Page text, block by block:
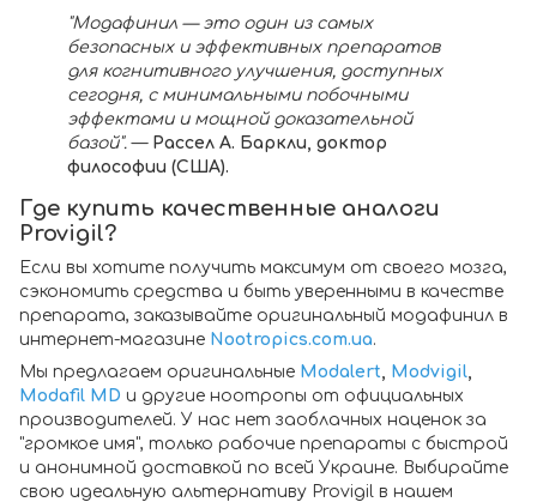
"Модафинил — это один из самых
безопасных и эффективных препаратов
для когнитивного улучшения, доступных
сегодня, с минимальными побочными
эффектами и мощной доказательной
базой". — Рассел А. Баркли, доктор
философии (США).
Где купить качественные аналоги
Provigil?
Если вы хотите получить максимум от своего мозга,
сэкономить средства и быть уверенными в качестве
препарата, заказывайте оригинальный модафинил в
интернет-магазине Nootropics.com.ua.
Мы предлагаем оригинальные Modalert Modvigil
Modafil MD и другие ноотропы от официальных
производителей. У нас нет заоблачных наценок за
"громкое имя", только рабочие препараты с быстрой
и анонимной доставкой по всей Украине. Выбирайте
свою идеальную альтернативу Provigil в нашем